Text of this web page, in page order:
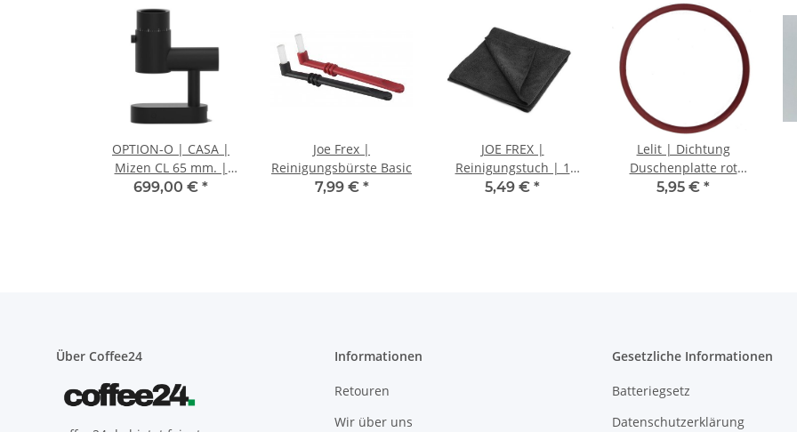
OPTION-O | CASA |
Mizen CL 65 mm. |
schwarz |
699,00 € *
Joe Frex |
Reinigungsbürste Basic
7,99 € *
JOE FREX |
Reinigungstuch | 1
Stück
5,49 € *
Lelit | Dichtung
Duschenplatte rot
MC752-8 | für 58 mm.-
5,95 € *
Über Coffee24 Informationen
Retouren
Wir über uns
Gesetzliche Informationen
Batteriegsetz
Datenschutzerklärung